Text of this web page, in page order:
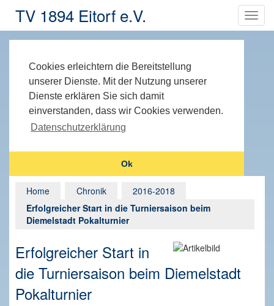
TV 1894 Eitorf e.V.
Cookies erleichtern die Bereitstellung
unserer Dienste. Mit der Nutzung unserer
Dienste erklären Sie sich damit
einverstanden, dass wir Cookies verwenden.
Datenschutzerklärung
Ok
Home Chronik
2016-2018
Erfolgreicher Start in die Turniersaison beim
Diemelstadt Pokalturnier
Erfolgreicher Start in
die Turniersaison beim Diemelstadt
Pokalturnier